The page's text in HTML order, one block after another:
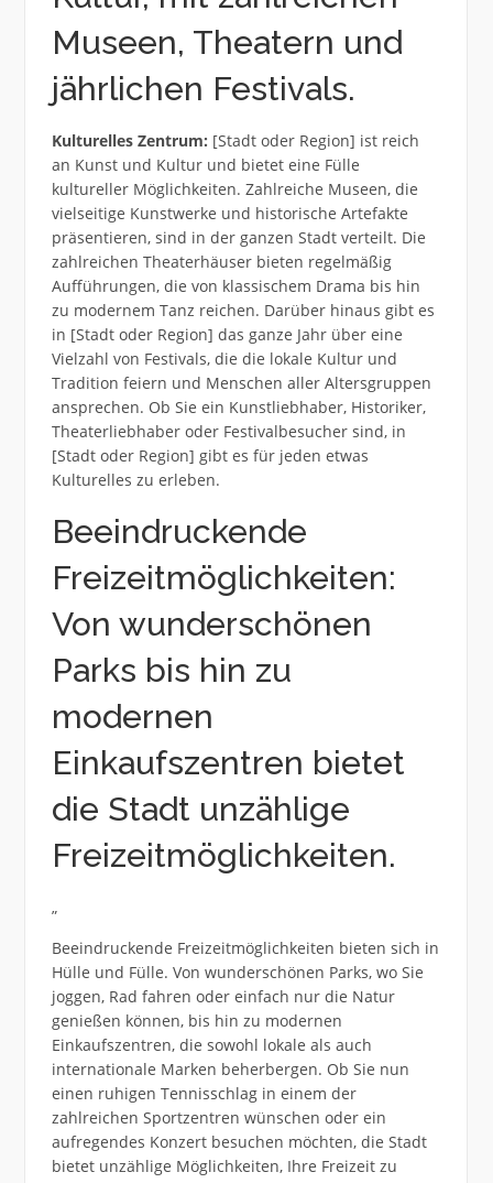
Museen, Theatern und
jährlichen Festivals.
Kulturelles Zentrum: [Stadt oder Region] ist reich
an Kunst und Kultur und bietet eine Fülle
kultureller Möglichkeiten. Zahlreiche Museen, die
vielseitige Kunstwerke und historische Artefakte
präsentieren, sind in der ganzen Stadt verteilt. Die
zahlreichen Theaterhäuser bieten regelmäßig
Aufführungen, die von klassischem Drama bis hin
zu modernem Tanz reichen. Darüber hinaus gibt es
in [Stadt oder Region] das ganze Jahr über eine
Vielzahl von Festivals, die die lokale Kultur und
Tradition feiern und Menschen aller Altersgruppen
ansprechen. Ob Sie ein Kunstliebhaber, Historiker,
Theaterliebhaber oder Festivalbesucher sind, in
[Stadt oder Region] gibt es für jeden etwas
Kulturelles zu erleben.
Beeindruckende
Freizeitmöglichkeiten:
Von wunderschönen
Parks bis hin zu
modernen
Einkaufszentren bietet
die Stadt unzählige
Freizeitmöglichkeiten.
„
Beeindruckende Freizeitmöglichkeiten bieten sich in
Hülle und Fülle. Von wunderschönen Parks, wo Sie
joggen, Rad fahren oder einfach nur die Natur
genießen können, bis hin zu modernen
Einkaufszentren, die sowohl lokale als auch
internationale Marken beherbergen. Ob Sie nun
einen ruhigen Tennisschlag in einem der
zahlreichen Sportzentren wünschen oder ein
aufregendes Konzert besuchen möchten, die Stadt
bietet unzählige Möglichkeiten, Ihre Freizeit zu